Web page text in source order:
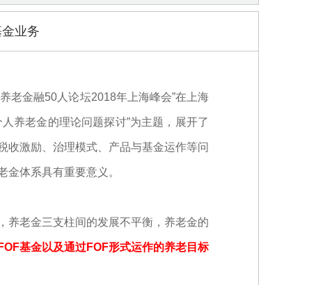
业务
金融50人论坛2018年上海峰会”在上海
养老金的理论问题探讨”为主题，展开了
收激励、治理模式、产品与基金运作等问
体系具有重要意义。
老金三支柱间的发展不平衡，养老金的
基金以及通过FOF形式运作的养老目标